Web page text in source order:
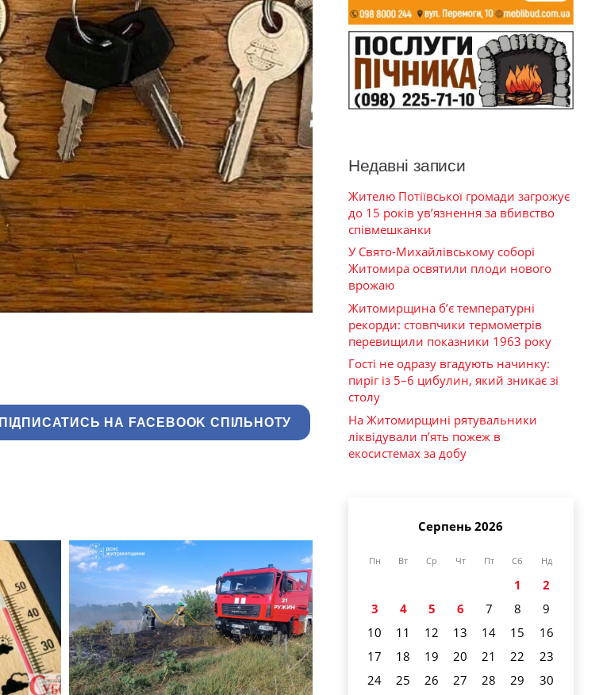
ПІДПИСАТИСЬ НА FACEBOOK СПІЛЬНОТУ
Недавні записи
Жителю Потіївської громади загрожує
до 15 років ув’язнення за вбивство
співмешканки
У Свято-Михайлівському соборі
Житомира освятили плоди нового
врожаю
Житомирщина б’є температурні
рекорди: стовпчики термометрів
перевищили показники 1963 року
Гості не одразу вгадують начинку:
пиріг із 5–6 цибулин, який зникає зі
столу
На Житомирщині рятувальники
ліквідували п’ять пожеж в
екосистемах за добу
Серпень 2026
Пн Вт Ср Чт Пт Сб Нд
1
2
3
4 5 6 7 8
9
10
11 12 13 14 15
16
17
18 19 20 21 22
23
24
25 26 27 28 29
30